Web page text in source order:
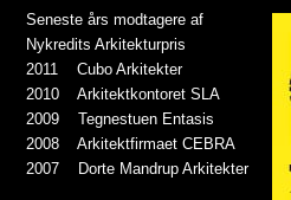
Seneste års modtagere af
Nykredits Arkitekturpris
2011 Cubo Arkitekter
2010 Arkitektkontoret SLA
2009 Tegnestuen Entasis
2008 Arkitektfirmaet CEBRA
2007 Dorte Mandrup Arkitekter